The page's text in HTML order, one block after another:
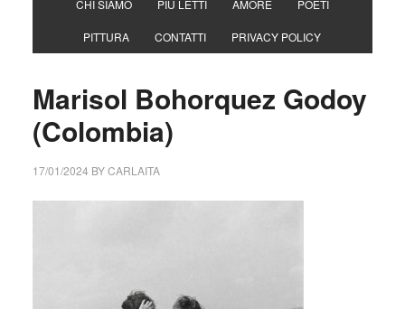
CHI SIAMO PIÙ LETTI AMORE POETI
PITTURA CONTATTI PRIVACY POLICY
Marisol Bohorquez Godoy
(Colombia)
17/01/2024 BYCARLAITA